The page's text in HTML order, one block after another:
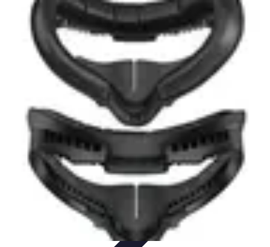
Publica y Comparte
Redes SocialesEstrategias de ContenidoCreación de
Contenido
Estrategias de contenido Contenido Digital
Publica y Comparte